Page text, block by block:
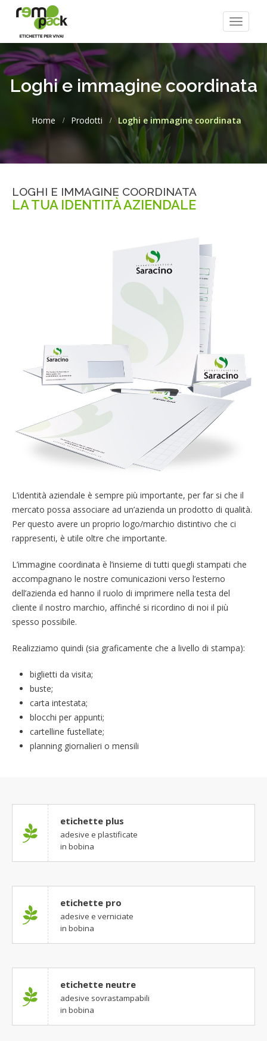
Toggle
Loghi e immagine coordinata
Home Prodotti Loghi e immagine coordinata
LOGHI E IMMAGINE COORDINATA
LA TUA IDENTITÀ AZIENDALE
L’identità aziendale è sempre più importante, per far si che il
mercato possa associare ad un’azienda un prodotto di qualità.
Per questo avere un proprio logo/marchio distintivo che ci
rappresenti, è utile oltre che importante.
L’immagine coordinata è l’insieme di tutti quegli stampati che
accompagnano le nostre comunicazioni verso l’esterno
dell’azienda ed hanno il ruolo di imprimere nella testa del
cliente il nostro marchio, affinché si ricordino di noi il più
spesso possibile.
Realizziamo quindi (sia graficamente che a livello di stampa):
biglietti da visita;
buste;
carta intestata;
blocchi per appunti;
cartelline fustellate;
planning giornalieri o mensili
etichette plus
adesive e plastificate
in bobina
etichette pro
adesive e verniciate
in bobina
etichette neutre
adesive sovrastampabili
in bobina